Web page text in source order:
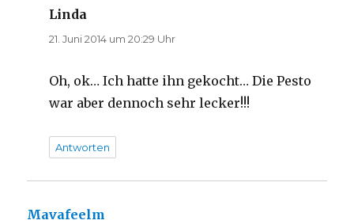
Linda
21. Juni 2014 um 20:29 Uhr
Oh, ok… Ich hatte ihn gekocht… Die Pesto
war aber dennoch sehr lecker!!!
Antworten
Mavafeelm